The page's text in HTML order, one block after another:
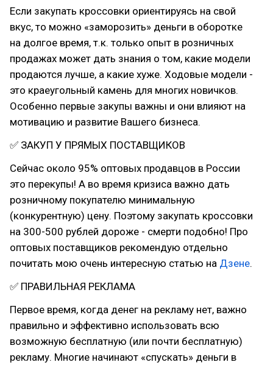
Если закупать кроссовки ориентируясь на свой
вкус, то можно «заморозить» деньги в оборотке
на долгое время, т.к. только опыт в розничных
продажах может дать знания о том, какие модели
продаются лучше, а какие хуже. Ходовые модели -
это краеугольный камень для многих новичков.
Особенно первые закупы важны и они влияют на
мотивацию и развитие Вашего бизнеса.
✅ ЗАКУП У ПРЯМЫХ ПОСТАВЩИКОВ
Сейчас около 95% оптовых продавцов в России
это перекупы! А во время кризиса важно дать
розничному покупателю минимальную
(конкурентную) цену. Поэтому закупать кроссовки
на 300-500 рублей дороже - смерти подобно! Про
оптовых поставщиков рекомендую отдельно
почитать мою очень интересную статью на Дзене.
✅ ПРАВИЛЬНАЯ РЕКЛАМА
Первое время, когда денег на рекламу нет, важно
правильно и эффективно использовать всю
возможную бесплатную (или почти бесплатную)
рекламу. Многие начинают «спускать» деньги в